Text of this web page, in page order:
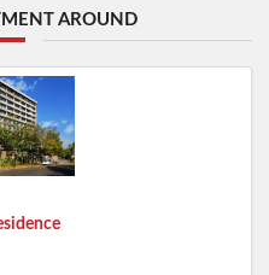
AROUND